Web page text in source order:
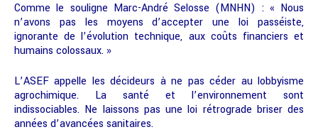
Comme le souligne Marc-André Selosse (MNHN) : « Nous
n’avons pas les moyens d’accepter une loi passéiste,
ignorante de l’évolution technique, aux coûts financiers et
humains colossaux. »
L’ASEF appelle les décideurs à ne pas céder au lobbyisme
agrochimique. La santé et l’environnement sont
indissociables. Ne laissons pas une loi rétrograde briser des
années d’avancées sanitaires.